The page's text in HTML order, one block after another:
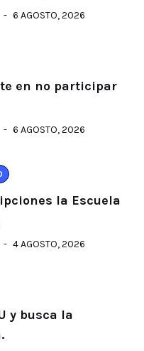
6 AGOSTO, 2026
en no participar
6 AGOSTO, 2026
la Escuela
4 AGOSTO, 2026
y busca la